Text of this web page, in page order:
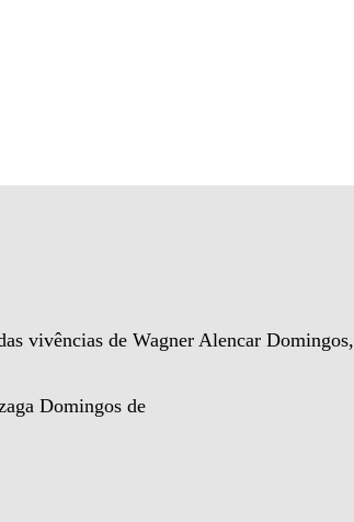
vivências de Wagner Alencar Domingos,
Domingos de